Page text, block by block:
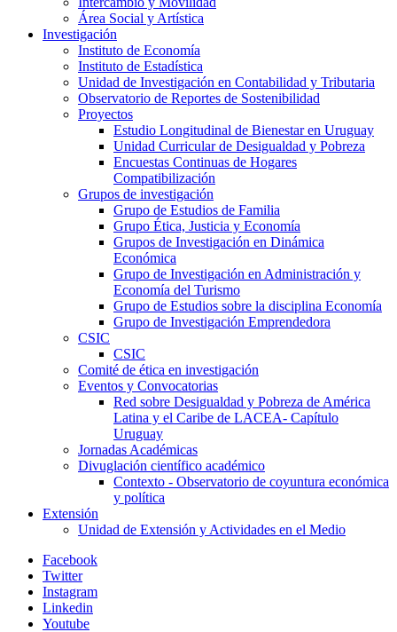
Área Social y Artística
Investigación
Instituto de Economía
Instituto de Estadística
Unidad de Investigación en Contabilidad y Tributaria
Observatorio de Reportes de Sostenibilidad
Proyectos
Estudio Longitudinal de Bienestar en Uruguay
Unidad Curricular de Desigualdad y Pobreza
Encuestas Continuas de Hogares
Compatibilización
Grupos de investigación
Grupo de Estudios de Familia
Grupo Ética, Justicia y Economía
Grupos de Investigación en Dinámica
Económica
Grupo de Investigación en Administración y
Economía del Turismo
Grupo de Estudios sobre la disciplina Economía
Grupo de Investigación Emprendedora
CSIC
CSIC
Comité de ética en investigación
Eventos y Convocatorias
Red sobre Desigualdad y Pobreza de América
Latina y el Caribe de LACEA- Capítulo
Uruguay
Jornadas Académicas
Divuglación científico académico
Contexto - Observatorio de coyuntura económica
y política
Extensión
Unidad de Extensión y Actividades en el Medio
Facebook
Twitter
Instagram
Linkedin
Youtube